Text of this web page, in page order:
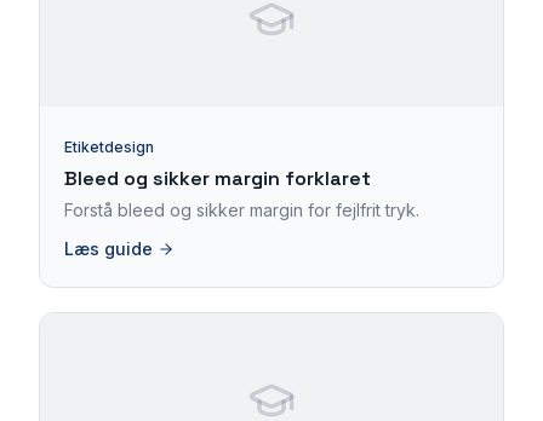
Etiketdesign
Bleed og sikker margin forklaret
Forstå bleed og sikker margin for fejlfrit tryk.
Læs guide